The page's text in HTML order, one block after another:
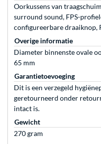
Oorkussens van
surround sound, FPS-
configureerbare draaiknop,
Overige informatie
Diameter binnenste ovale
65 mm
Garantietoevoeging
Dit is een verzegeld
geretourneerd onder
intact is.
Gewicht
270 gram